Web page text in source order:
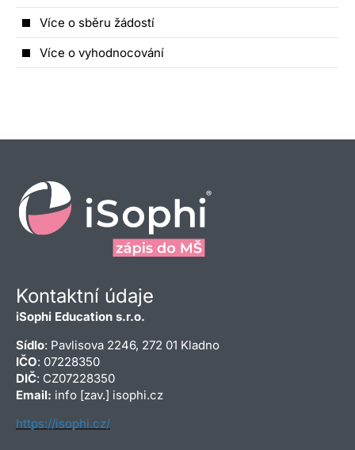
Více o sběru žádostí
Více o vyhodnocování
Kontaktní údaje
iSophi Education s.r.o.
Sídlo: Pavlisova 2246, 272 01 Kladno
IČO: 07228350
DIČ: CZ07228350
Email: info [zav.] isophi.cz
https://isophi.cz/